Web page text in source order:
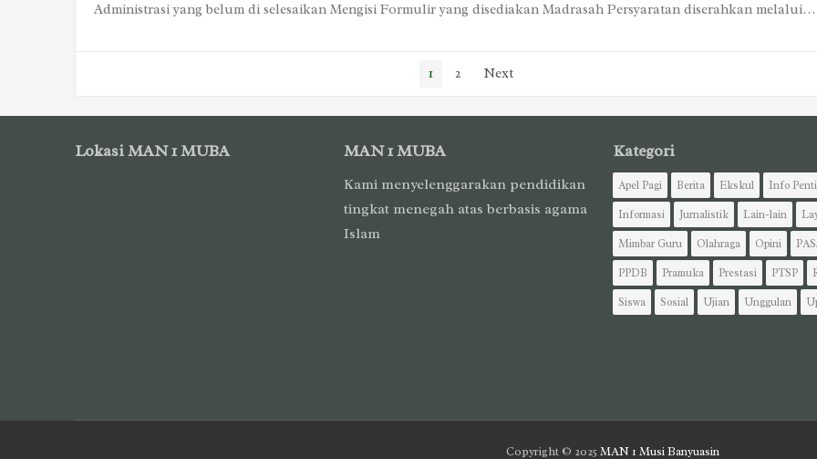
Administrasi yang belum di selesaikan Mengisi Formulir yang disediakan Madrasah Persyaratan diserahkan melalui…
1 2 Next
Lokasi MAN 1 MUBA MAN 1 MUBA
Kami menyelenggarakan pendidikan
tingkat menegah atas berbasis agama
Islam
Kategori
Apel Pagi Berita Ekskul
Info
Informasi
Jurnalistik Lain-lain
Mimbar Guru
Olahraga Opini
PPDB
Pramuka Prestasi PTSP
Siswa
Sosial Ujian Unggulan
Copyright © 2025 MAN 1 Musi Banyuasin